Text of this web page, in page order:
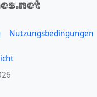
Nutzungsbedingungen